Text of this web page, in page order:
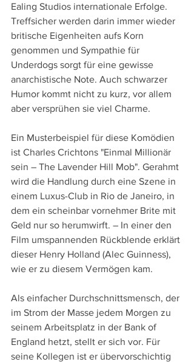
Ealing Studios internationale Erfolge.
Treffsicher werden darin immer wieder
britische Eigenheiten aufs Korn
genommen und Sympathie für
Underdogs sorgt für eine gewisse
anarchistische Note. Auch schwarzer
Humor kommt nicht zu kurz, vor allem
aber versprühen sie viel Charme.
Ein Musterbeispiel für diese Komödien
ist Charles Crichtons "Einmal Millionär
sein – The Lavender Hill Mob". Gerahmt
wird die Handlung durch eine Szene in
einem Luxus-Club in Rio de Janeiro, in
dem ein scheinbar vornehmer Brite mit
Geld nur so herumwirft. – In einer den
Film umspannenden Rückblende erklärt
dieser Henry Holland (Alec Guinness),
wie er zu diesem Vermögen kam.
Als einfacher Durchschnittsmensch, der
im Strom der Masse jedem Morgen zu
seinem Arbeitsplatz in der Bank of
England hetzt, stellt er sich vor. Für
seine Kollegen ist er übervorschichtig